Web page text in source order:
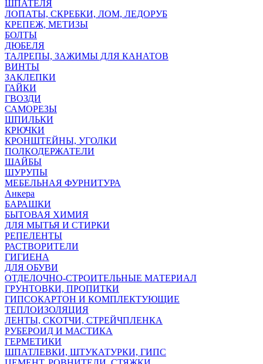
ШПАТЕЛЯ
ЛОПАТЫ, СКРЕБКИ, ЛОМ, ЛЕДОРУБ
КРЕПЕЖ, МЕТИЗЫ
БОЛТЫ
ДЮБЕЛЯ
ТАЛРЕПЫ, ЗАЖИМЫ ДЛЯ КАНАТОВ
ВИНТЫ
ЗАКЛЕПКИ
ГАЙКИ
ГВОЗДИ
САМОРЕЗЫ
ШПИЛЬКИ
КРЮЧКИ
КРОНШТЕЙНЫ, УГОЛКИ
ПОЛКОДЕРЖАТЕЛИ
ШАЙБЫ
ШУРУПЫ
МЕБЕЛЬНАЯ ФУРНИТУРА
Анкера
БАРАШКИ
БЫТОВАЯ ХИМИЯ
ДЛЯ МЫТЬЯ И СТИРКИ
РЕПЕЛЕНТЫ
РАСТВОРИТЕЛИ
ГИГИЕНА
ДЛЯ ОБУВИ
ОТДЕЛОЧНО-СТРОИТЕЛЬНЫЕ МАТЕРИАЛ
ГРУНТОВКИ, ПРОПИТКИ
ГИПСОКАРТОН И КОМПЛЕКТУЮЩИЕ
ТЕПЛОИЗОЛЯЦИЯ
ЛЕНТЫ, СКОТЧИ, СТРЕЙЧПЛЕНКА
РУБЕРОИД И МАСТИКА
ГЕРМЕТИКИ
ШПАТЛЕВКИ, ШТУКАТУРКИ, ГИПС